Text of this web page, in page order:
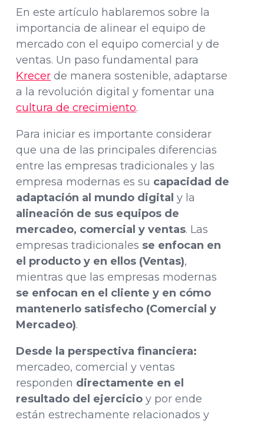
En este artículo hablaremos sobre la
importancia de alinear el equipo de
mercado con el equipo comercial y de
ventas. Un paso fundamental para
Krecer de manera sostenible, adaptarse
a la revolución digital y fomentar una
cultura de crecimiento.
Para iniciar es importante considerar
que una de las principales diferencias
entre las empresas tradicionales y las
empresa modernas es su capacidad de
adaptación al mundo digitaly la
alineación de sus equipos de
mercadeo, comercial y ventas. Las
empresas tradicionales se enfocan en
el producto y en ellos (Ventas),
mientras que las empresas modernas
se enfocan en el cliente y en cómo
mantenerlo satisfecho (Comercial y
Mercadeo).
Desde la perspectiva financiera:
mercadeo, comercial y ventas
responden directamente en el
resultado del ejercicio y por ende
están estrechamente relacionados y